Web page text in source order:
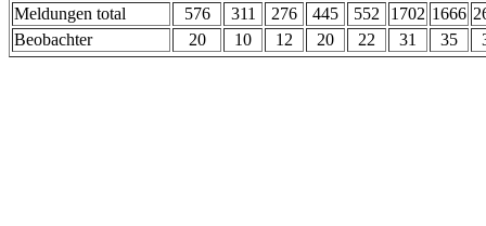
Meldungen total
576 311 276 445 552 1702 1666
Beobachter
20 10 12 20 22 31 35